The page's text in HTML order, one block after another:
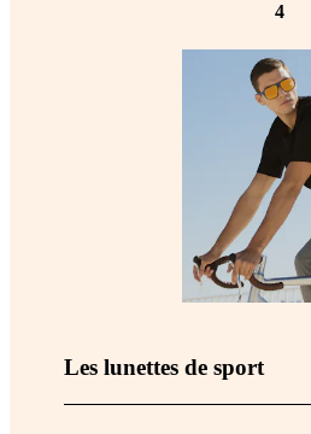
4
Les lunettes de sport